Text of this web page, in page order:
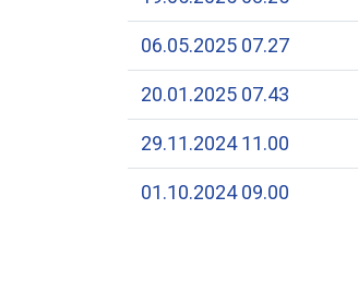
06.05.2025 07.27
20.01.2025 07.43
29.11.2024 11.00
01.10.2024 09.00